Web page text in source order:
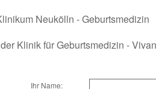
der Klinik für Geburtsmedizin -
Ihr Name: